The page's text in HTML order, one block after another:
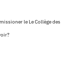
le Le Collège des